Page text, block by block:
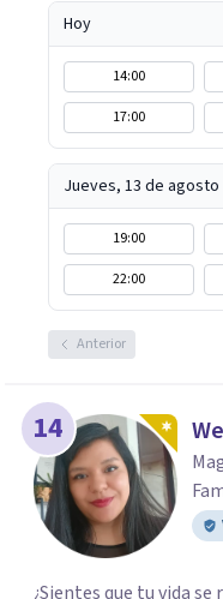
Hoy
14:00
17:00
Jueves, 13 de agosto
19:00
22:00
Anterior
14
¿Sientes que tu vida